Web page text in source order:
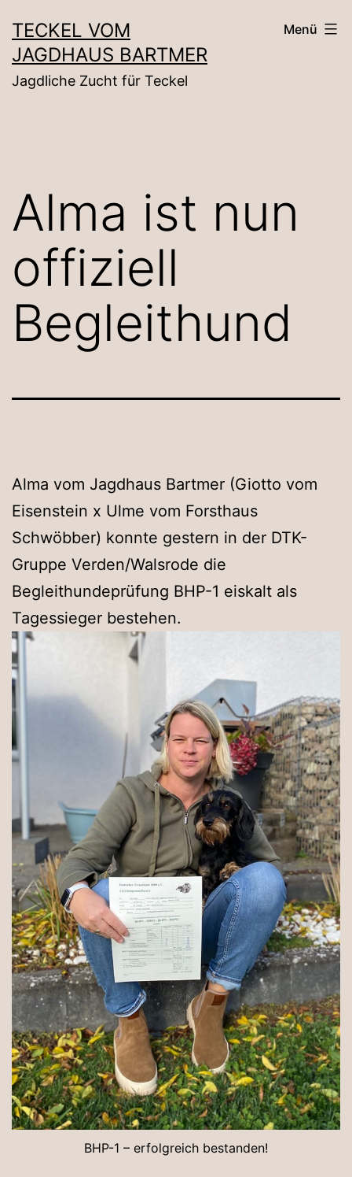
Inhalt
springen
TECKEL VOM
JAGDHAUS BARTMER
Jagdliche Zucht für Teckel
Menü
Alma ist nun
offiziell
Begleithund
Alma vom Jagdhaus Bartmer (Giotto vom
Eisenstein x Ulme vom Forsthaus
Schwöbber) konnte gestern in der DTK-
Gruppe Verden/Walsrode die
Begleithundeprüfung BHP-1 eiskalt als
Tagessieger bestehen.
BHP-1 – erfolgreich bestanden!